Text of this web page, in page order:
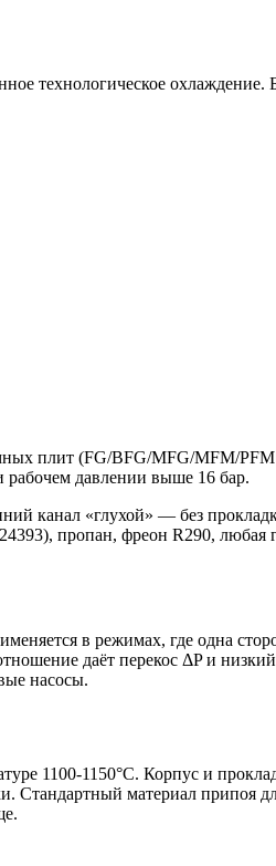
технологическое охлаждение.
плит (FG/BFG/MFG/MFM/
давлении выше 16 бар.
канал «глухой» — без
пропан, фреон R290, любая
в режимах, где одна
даёт перекос ΔP и
насосы.
1100-1150°C. Корпус и
Стандартный материал припоя